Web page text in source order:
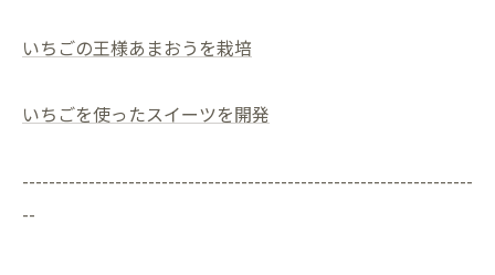
いちごの王様あまおうを栽培
いちごを使ったスイーツを開発
--------------------------------------------------------------------
--